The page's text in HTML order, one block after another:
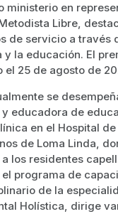
ministerio en
Libre,
de servicio a través
y la educación. El
el 25 de agosto de
se
educadora de
en el Hospital de
de Loma Linda,
los residentes
programa de
de la
Holística, dirige